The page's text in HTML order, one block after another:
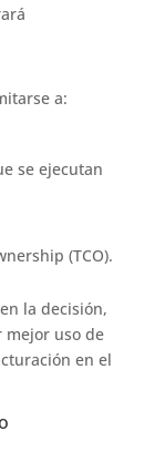
a:
se ejecutan
(TCO).
la decisión,
mejor uso de
en el